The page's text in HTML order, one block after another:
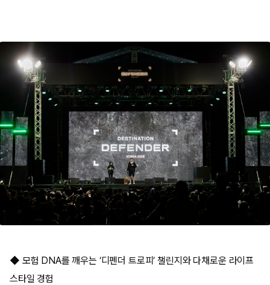
◆ 모험 DNA를 깨우는 ‘디펜더 트로피’ 챌린지와 다채로운 라이프
스타일 경험